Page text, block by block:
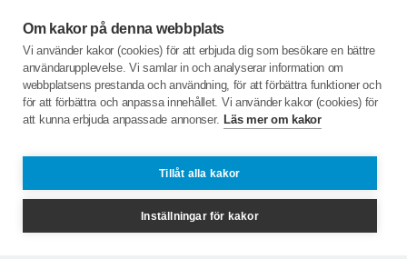
Om kakor på denna webbplats
Vi använder kakor (cookies) för att erbjuda dig som besökare en bättre
användarupplevelse. Vi samlar in och analyserar information om
webbplatsens prestanda och användning, för att förbättra funktioner och
för att förbättra och anpassa innehållet. Vi använder kakor (cookies) för
att kunna erbjuda anpassade annonser. Läs mer om kakor
Tillåt alla kakor
Inställningar för kakor
Engagera DIG i vår förening
C/o:Lennart Lööw
jonkopingcentrum@spfseniorerna.se